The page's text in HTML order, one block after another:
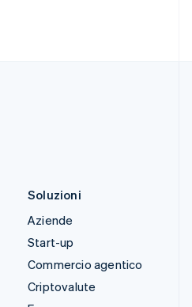
Soluzioni
Aziende
Start-up
Commercio agentico
Criptovalute